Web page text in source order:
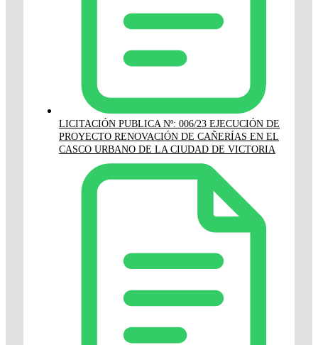
LICITACIÓN PUBLICA Nº: 006/23 EJECUCIÓN DE
PROYECTO RENOVACIÓN DE CAÑERÍAS EN EL
CASCO URBANO DE LA CIUDAD DE VICTORIA